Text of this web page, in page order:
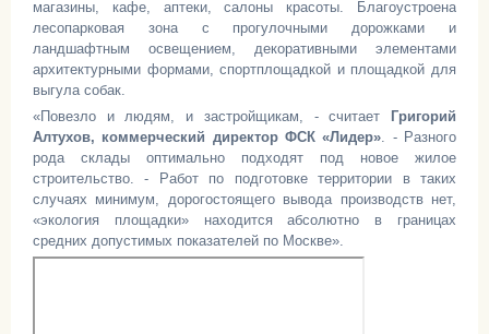
магазины, кафе, аптеки, салоны красоты. Благоустроена
лесопарковая зона с прогулочными дорожками и
ландшафтным освещением, декоративными элементами
архитектурными формами, спортплощадкой и площадкой для
выгула собак.
«Повезло и людям, и застройщикам, - считает
Григорий
Алтухов, коммерческий директор ФСК «Лидер». - Разного
рода склады оптимально подходят под новое жилое
строительство. - Работ по подготовке территории в таких
случаях минимум, дорогостоящего вывода производств нет,
«экология площадки» находится абсолютно в границах
средних допустимых показателей по Москве».